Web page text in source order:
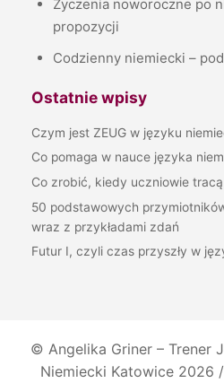
Życzenia noworoczne po
propozycji
Codzienny niemiecki –
Ostatnie wpisy
Czym jest ZEUG w języku
Co pomaga w nauce języka
Co zrobić, kiedy uczniowie
50 podstawowych
wraz z przykładami zdań
Futur I, czyli czas przyszły w
© Angelika Griner – Trener
Niemiecki Katowice2026 /